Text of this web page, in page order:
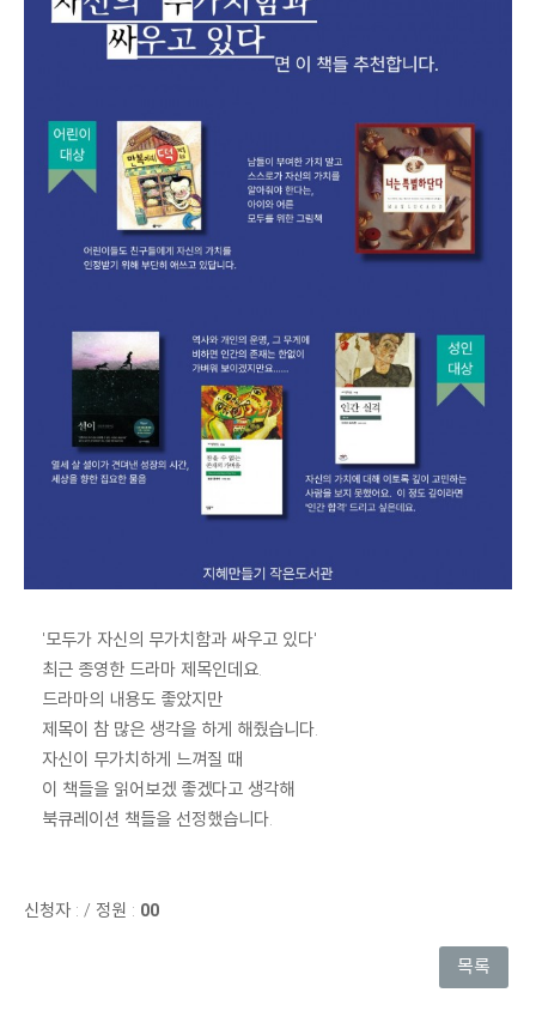
' 모두가 자신의 무가치함과 싸우고 있다'
최근 종영한 드라마 제목인데요.
드라마의 내용도 좋았지만
제목이 참 많은 생각을 하게 해줬습니다.
자신이 무가치하게 느껴질 때
이 책들을 읽어보겠 좋겠다고 생각해
북큐레이션 책들을 선정했습니다.
신청자 : / 정원 : 00
목록